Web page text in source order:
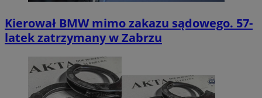
Kierował BMW mimo zakazu sądowego. 57-
latek zatrzymany w Zabrzu